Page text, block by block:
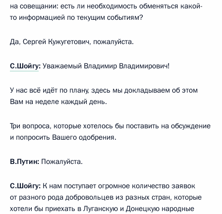
на совещании: есть ли необходимость обменяться какой-
то информацией по текущим событиям?
Да, Сергей Кужугетович, пожалуйста.
С.Шойгу: Уважаемый Владимир Владимирович!
У нас всё идёт по плану, здесь мы докладываем об этом
Вам на неделе каждый день.
Три вопроса, которые хотелось бы поставить на обсуждение
и попросить Вашего одобрения.
В.Путин: Пожалуйста.
С.Шойгу: К нам поступает огромное количество заявок
от разного рода добровольцев из разных стран, которые
хотели бы приехать в Луганскую и Донецкую народные